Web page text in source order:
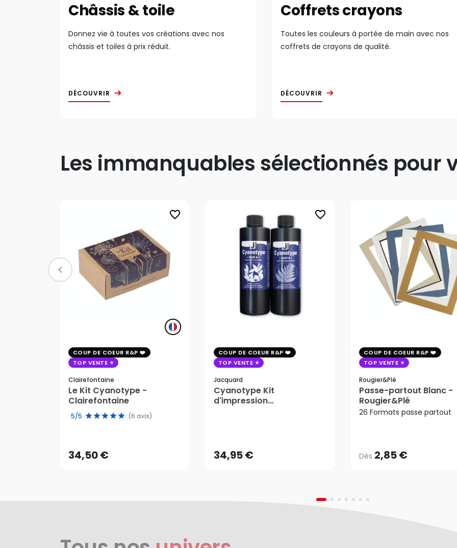
Châssis & toile
Donnez vie à toutes vos créations avec nos
châssis et toiles à prix réduit.
DÉCOUVRIR
Coffrets crayons
Toutes les couleurs à portée de main avec nos
coffrets de crayons de qualité.
DÉCOUVRIR
Les immanquables sélectionnés pour
favorite_border
COUP DE COEUR R&P
TOP VENTE
Clairefontaine
Le Kit Cyanotype -
Clairefontaine
5/5 (6 avis)
34,50 €AJOUTER AU PANIER
favorite_border
COUP DE COEUR R&P
TOP VENTE
Jacquard
Cyanotype Kit
d'impression
34,95 €AJOUTER AU PANIER
COUP DE COEUR R&P
TOP VENTE
Rougier&plé
Passe-partout Blanc -
Rougier&Plé
26 Formats passe partout
Dès 2,85 €
2,85 €